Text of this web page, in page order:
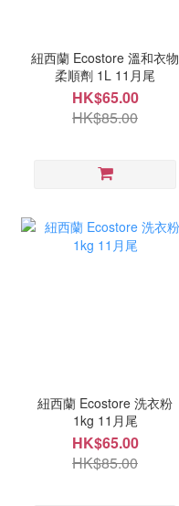
紐西蘭 Ecostore 溫和衣物
柔順劑 1L 11月尾
HK$65.00
HK$85.00
紐西蘭 Ecostore 洗衣粉
1kg 11月尾
HK$65.00
HK$85.00